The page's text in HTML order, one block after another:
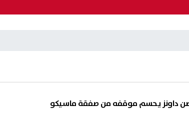
صن داونز يحسم موقفه من صفقة ماسيكو